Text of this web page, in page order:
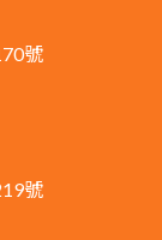
號
號